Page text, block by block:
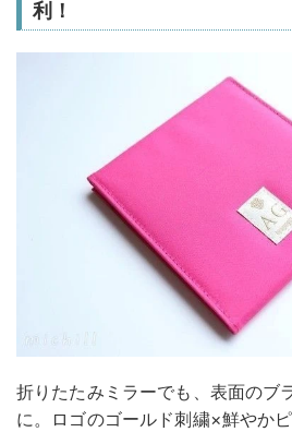
利！
折りたたみミラーでも、表面のブ
に。ロゴのゴールド刺繍×鮮やか